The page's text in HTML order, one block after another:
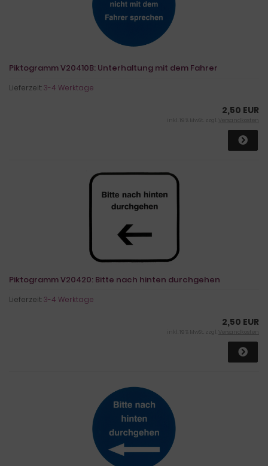
Piktogramm V20410B: Unterhaltung mit dem Fahrer
Lieferzeit:3-4 Werktage
2,50 EUR
inkl. 19 % MwSt. zzgl. Versandkosten
Piktogramm V20420: Bitte nach hinten durchgehen
Lieferzeit:3-4 Werktage
2,50 EUR
inkl. 19 % MwSt. zzgl. Versandkosten